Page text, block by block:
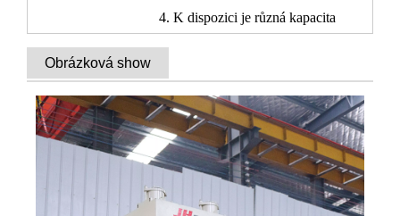
4. K dispozici je různá kapacita
Obrázková show